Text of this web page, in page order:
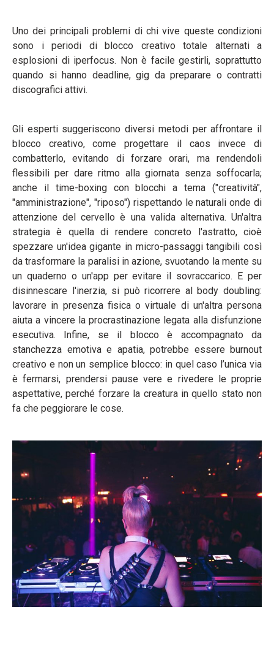
Uno dei principali problemi di chi vive queste condizioni
sono i periodi di blocco creativo totale alternati a
esplosioni di iperfocus. Non è facile gestirli, soprattutto
quando si hanno deadline, gig da preparare o contratti
discografici attivi.
Gli esperti suggeriscono diversi metodi per affrontare il
blocco creativo, come progettare il caos invece di
combatterlo, evitando di forzare orari, ma rendendoli
flessibili per dare ritmo alla giornata senza soffocarla;
anche il time-boxing con blocchi a tema ("creatività",
"amministrazione", "riposo") rispettando le naturali onde di
attenzione del cervello è una valida alternativa. Un'altra
strategia è quella di rendere concreto l'astratto, cioè
spezzare un'idea gigante in micro-passaggi tangibili così
da trasformare la paralisi in azione, svuotando la mente su
un quaderno o un'app per evitare il sovraccarico. E per
disinnescare l'inerzia, si può ricorrere al body doubling:
lavorare in presenza fisica o virtuale di un'altra persona
aiuta a vincere la procrastinazione legata alla disfunzione
esecutiva. Infine, se il blocco è accompagnato da
stanchezza emotiva e apatia, potrebbe essere burnout
creativo e non un semplice blocco: in quel caso l’unica via
è fermarsi, prendersi pause vere e rivedere le proprie
aspettative, perché forzare la creatura in quello stato non
fa che peggiorare le cose.